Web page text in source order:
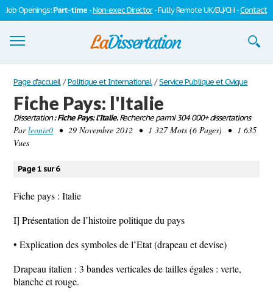
Job Openings:Part-time -Non-exec Director- Fully Remote UK/EU/CH -Contact
Dissertations
S'inscrire
Se connecter
Page d'accueil / Politique et International / Service Publique et Civique
Fiche Pays: l'Italie
Dissertation: Fiche Pays: l'Italie.Recherche parmi 304 000+ dissertations
Parleonie0 • 29 Novembre 2012 • 1 327 Mots (6 Pages) • 1 635
Vues
Page 1 sur 6
Fiche pays : Italie
I] Présentation de l’histoire politique du pays
• Explication des symboles de l’Etat (drapeau et devise)
Drapeau italien : 3 bandes verticales de tailles égales : verte,
blanche et rouge.